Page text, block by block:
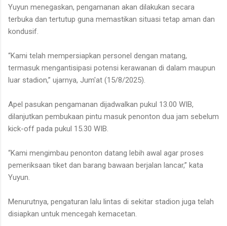
Yuyun menegaskan, pengamanan akan dilakukan secara
terbuka dan tertutup guna memastikan situasi tetap aman dan
kondusif.
“Kami telah mempersiapkan personel dengan matang,
termasuk mengantisipasi potensi kerawanan di dalam maupun
luar stadion,” ujarnya, Jum'at (15/8/2025).
Apel pasukan pengamanan dijadwalkan pukul 13.00 WIB,
dilanjutkan pembukaan pintu masuk penonton dua jam sebelum
kick-off pada pukul 15.30 WIB.
“Kami mengimbau penonton datang lebih awal agar proses
pemeriksaan tiket dan barang bawaan berjalan lancar,” kata
Yuyun.
Menurutnya, pengaturan lalu lintas di sekitar stadion juga telah
disiapkan untuk mencegah kemacetan.